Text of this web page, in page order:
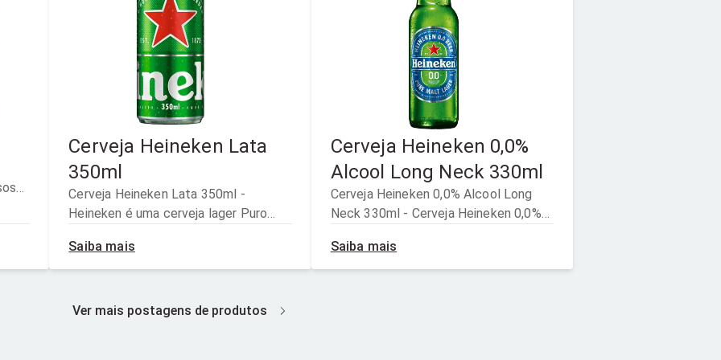
Cerveja Heineken Lata
350ml
Cerveja Heineken Lata 350ml -
Heineken é uma cerveja lager Puro
dourado, produzida com ingredientes
100% naturais: água, malte e lúpulo.
da Heineken, a exclusiva Levedura A é
Saiba mais
Cerveja Heineken 0,0%
Alcool Long Neck 330ml
Cerveja Heineken 0,0% Alcool Long
Neck 330ml - Cerveja Heineken 0,0%
moderação. Venda e consumo
proibidos para menores de 18 anos.
Saiba mais
Ver mais postagens de produtos